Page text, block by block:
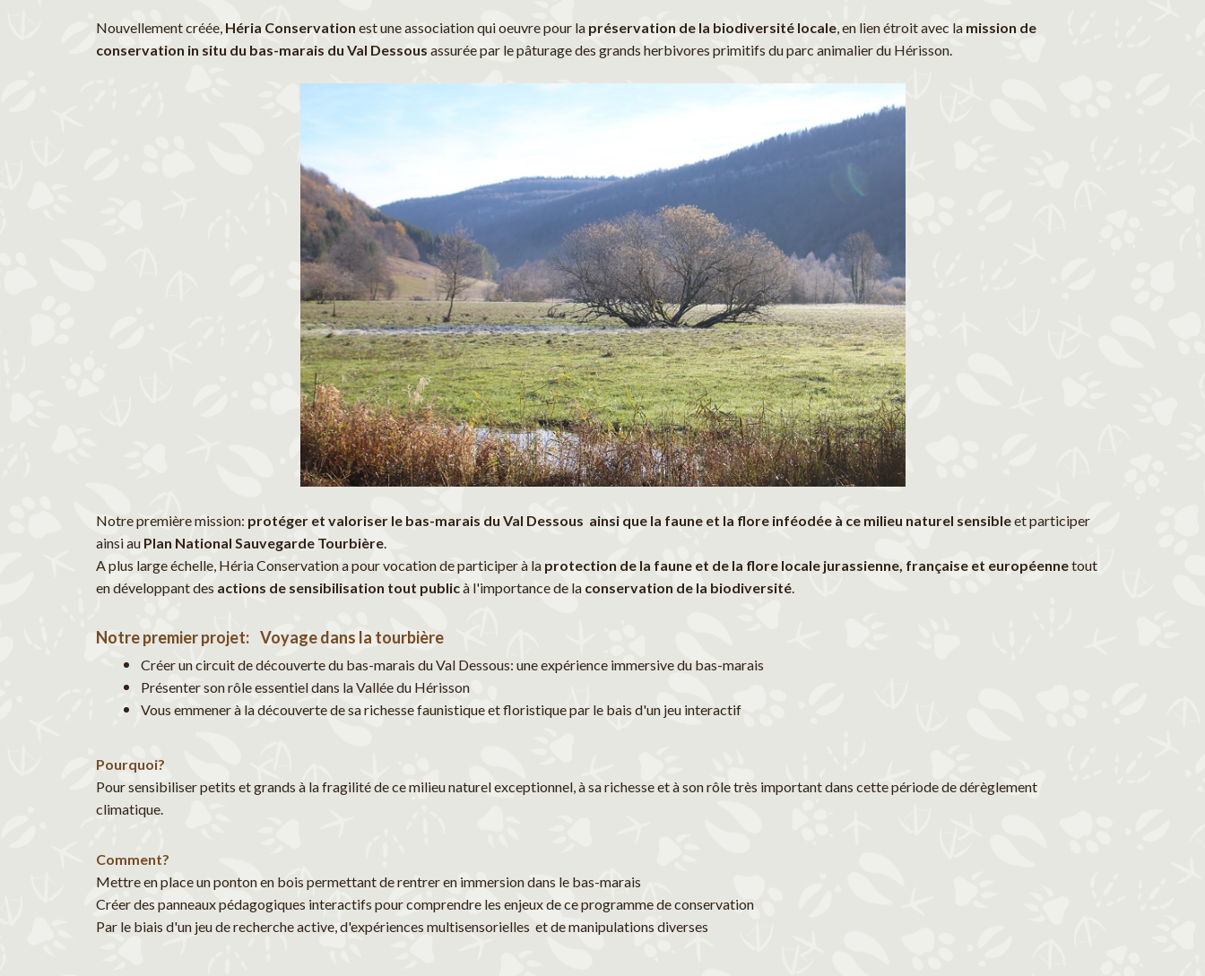
Nouvellement créée, Héria Conservation est une association qui oeuvre pour la préservation de la biodiversité locale, en lien étroit avec la mission de
conservation in situ du bas-marais du Val Dessous assurée par le pâturage des grands herbivores primitifs du parc animalier du Hérisson.
Notre première mission: protéger et valoriser le bas-marais du Val Dessous ainsi que la faune et la flore inféodée à ce milieu naturel sensibleet participer
ainsi au Plan National Sauvegarde Tourbière.
A plus large échelle, Héria Conservation a pour vocation de participer à la protection de la faune et de la flore locale jurassienne, française et européennetout
en développant des actions de sensibilisation tout publicà l'importance de la conservation de la biodiversité.
Notre premier projet: Voyage dans la tourbière
Créer un circuit de découverte du bas-marais du Val Dessous: une expérience immersive du bas-marais
Présenter son rôle essentiel dans la Vallée du Hérisson
Vous emmener à la découverte de sa richesse faunistique et floristique par le bais d'un jeu interactif
Pourquoi?
Pour sensibiliser petits et grands à la fragilité de ce milieu naturel exceptionnel, à sa richesse et à son rôle très important dans cette période de dérèglement
climatique.
Comment?
Mettre en place un ponton en bois permettant de rentrer en immersion dans le bas-marais
Créer des panneaux pédagogiques interactifs pour comprendre les enjeux de ce programme de conservation
Par le biais d'un jeu de recherche active, d'expériences multisensorielles et de manipulations diverses